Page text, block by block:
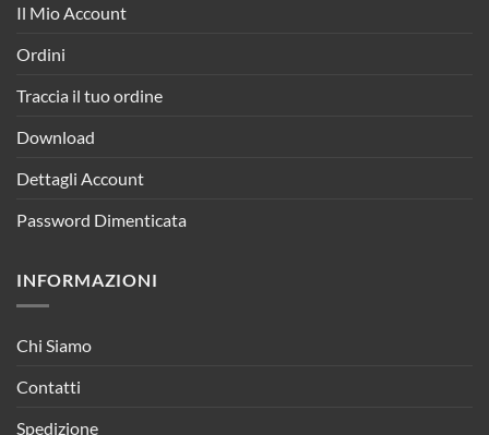
Il Mio Account
Ordini
Traccia il tuo ordine
Download
Dettagli Account
Password Dimenticata
INFORMAZIONI
Chi Siamo
Contatti
Spedizione